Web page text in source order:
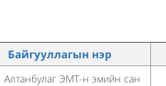
Байгууллагын нэр
Алтанбулаг ЭМТ-н эмийн сан